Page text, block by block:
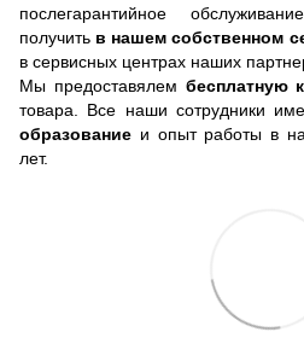
послегарантийное
получить в нашем собственном
в сервисных центрах наших
Мы предоставялем бесплатную
товара. Все наши сотрудники
образование и опыт работы в
лет.